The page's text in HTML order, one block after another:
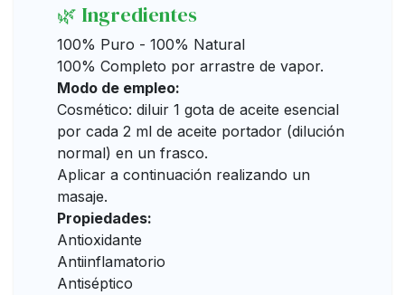
🌿 Ingredientes
100% Puro - 100% Natural
100% Completo por arrastre de vapor.
Modo de empleo:
Cosmético: diluir 1 gota de aceite esencial
por cada 2 ml de aceite portador (dilución
normal) en un frasco.
Aplicar a continuación realizando un
masaje.
Propiedades:
Antioxidante
Antiinflamatorio
Antiséptico